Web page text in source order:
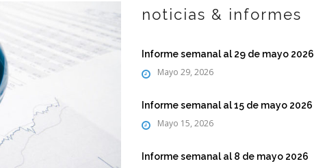
noticias & informes
Informe semanal al 29 de mayo 2026
Mayo 29, 2026
Informe semanal al 15 de mayo 2026
Mayo 15, 2026
Informe semanal al 8 de mayo 2026